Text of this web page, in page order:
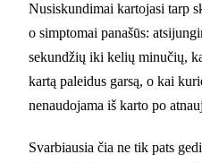
Nusiskundimai kartojasi tarp
o simptomai panašūs:
sekundžių iki kelių minučių,
kartą paleidus garsą, o kai
nenaudojama iš karto po
Svarbiausia čia ne tik pats